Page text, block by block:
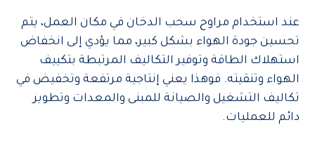
عند استخدام مراوح سحب الدخان في مكان العمل، يتم
تحسين جودة الهواء بشكل كبير، مما يؤدي إلى انخفاض
استهلاك الطاقة وتوفير التكاليف المرتبطة بتكييف
الهواء وتنقيته. فوهذا يعني إنتاجية مرتفعة وتخفيض في
تكاليف التشغيل والصيانة للمبنى والمعدات وتطوير
دائم للعمليات.